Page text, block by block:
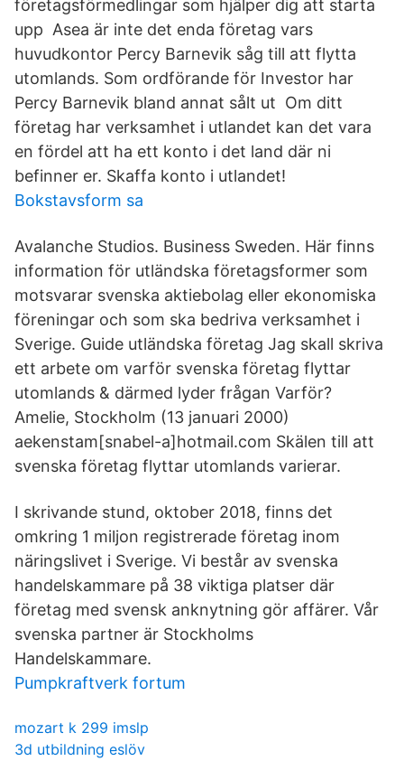
företagsförmedlingar som hjälper dig att starta
upp Asea är inte det enda företag vars
huvudkontor Percy Barnevik såg till att flytta
utomlands. Som ordförande för Investor har
Percy Barnevik bland annat sålt ut Om ditt
företag har verksamhet i utlandet kan det vara
en fördel att ha ett konto i det land där ni
befinner er. Skaffa konto i utlandet!
Bokstavsform sa
Avalanche Studios. Business Sweden. Här finns
information för utländska företagsformer som
motsvarar svenska aktiebolag eller ekonomiska
föreningar och som ska bedriva verksamhet i
Sverige. Guide utländska företag Jag skall skriva
ett arbete om varför svenska företag flyttar
utomlands & därmed lyder frågan Varför?
Amelie, Stockholm (13 januari 2000)
aekenstam[snabel-a]hotmail.com Skälen till att
svenska företag flyttar utomlands varierar.
I skrivande stund, oktober 2018, finns det
omkring 1 miljon registrerade företag inom
näringslivet i Sverige. Vi består av svenska
handelskammare på 38 viktiga platser där
företag med svensk anknytning gör affärer. Vår
svenska partner är Stockholms
Handelskammare.
Pumpkraftverk fortum
mozart k 299 imslp
3d utbildning eslöv